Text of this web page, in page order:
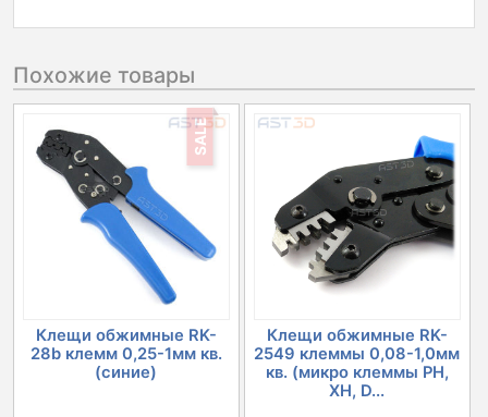
Похожие товары
SALE
Клещи обжимные RK-
28b клемм 0,25-1мм кв.
(синие)
Клещи обжимные RK-
2549 клеммы 0,08-1,0мм
кв. (микро клеммы PH,
XH, D...